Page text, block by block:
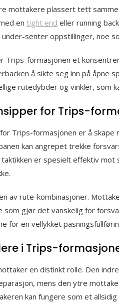
mottakere plassert tett
en tight end eller running
senter oppstillinger, noe
Trips-formasjonen et
å sikte seg inn på åpne
rutedybder og vinkler, som
for Trips-
Trips-formasjonen er å skape
kan angrepet trekke
taktikken er spesielt effektiv
av rute-kombinasjoner.
som gjør det vanskelig for
for en vellykket
i Trips-
en distinkt rolle. Den
mens den ytre
kan fungere som et